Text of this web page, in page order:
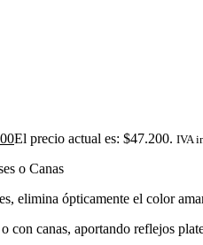
El precio actual es: $47.200. IVA
o Canas
elimina ópticamente el color
con canas, aportando reflejos